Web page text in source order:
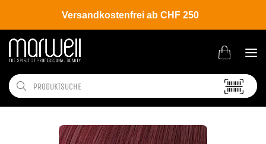
Versandkostenfrei ab CHF 250
Shop Brands Wella